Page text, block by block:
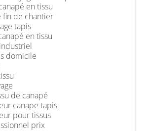
en tissu
fin de chantier
tapis
en tissu
domicile
de canapé
canape tapis
pour tissus
prix